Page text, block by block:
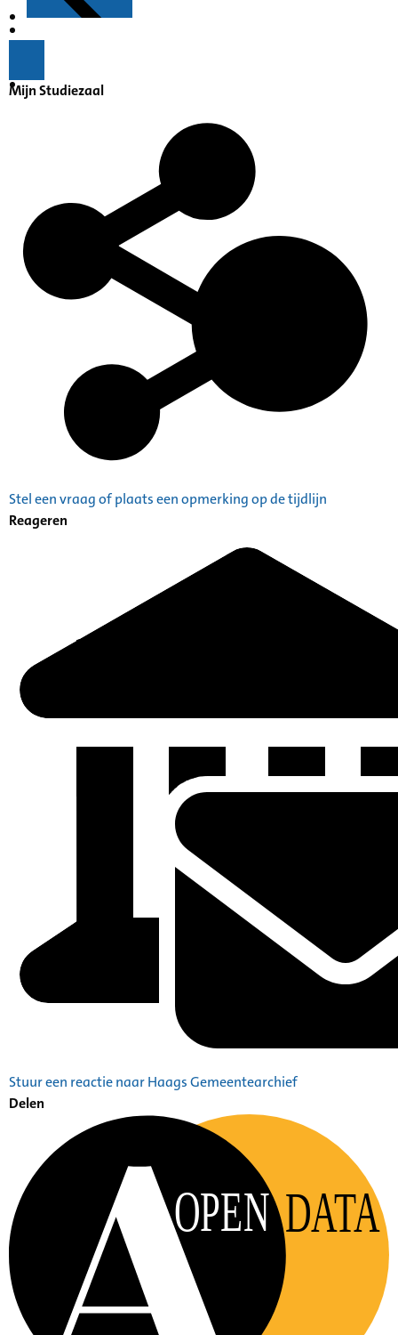
Inventaris
Mijn Studiezaal
Stel een vraag of plaats een opmerking op de tijdlijn
Reageren
Stuur een reactie naar Haags Gemeentearchief
Delen
OPEN DATA